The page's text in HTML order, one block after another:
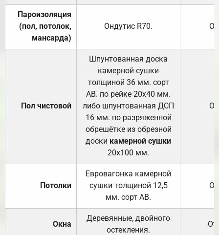
Пароизоляция
(пол, потолок,
мансарда)
Ондутис R70.
Пол чистовой
Шпунтованная доска
камерной сушки
толщиной 36 мм. сорт
АВ. по рейке 20х40 мм.
либо шпунтованная ДСП
16 мм. по разряженной
обрешётке из обрезной
доски камерной сушки
20х100 мм.
Потолки
Евровагонка камерной
сушки толщиной 12,5
мм. сорт АВ.
Окна
Деревянные, двойного
остекления.